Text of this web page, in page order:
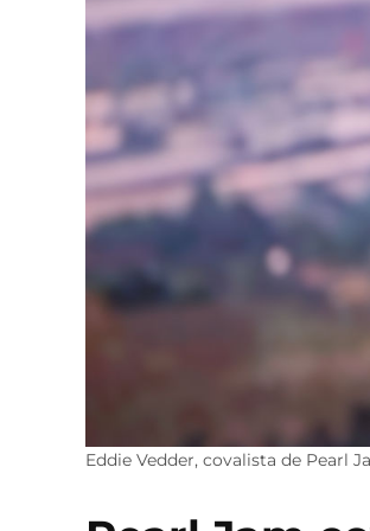
Eddie Vedder, covalista de Pearl